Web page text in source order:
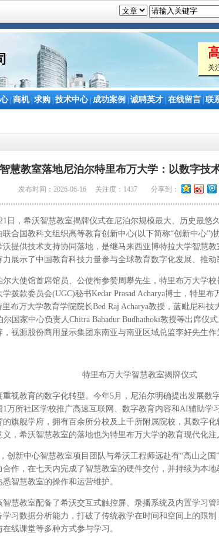
关
| 商机| 求购 技术中心| 成功案例 诚聘英才 在线留言 联
慧教室落地尼泊尔特里布万大学：以数字技
发布时间：2026-06-16 关注度：1437 分享到：
，希沃智慧教室揭牌仪式在尼泊尔规模最大、历史最悠
合国教科文组织高等教育创新中心(以下简称“创新中心”)
沃提供技术支持协同落地，是继马来西亚博特拉大学智慧
展示了中国教育科技力量参与全球教育数字化发展、推动
使馆首席馆员、公使衔参赞周攀先生，特里布万大学校长
拨款委员会(UGC)秘书Kedar Prasad Acharya博士，特里布
里布万大学教育学院院长Bed Raj Acharya教授，蓝毗尼科技
国家中心负责人Chitra Bahadur Budhathoki教授等出席仪
，视源股份商用显示集团东南亚与南亚区域总监李好先生
特里布万大学智慧教室揭牌仪式
教育的数字化转型。今年5月，尼泊尔明确提出发展数
1万所社区学校推广高速互联网、数字教育内容和AI辅助学
的旗舰学府，拥有百余所分校及上千所附属院校，其数字
义，希沃智慧教室的落地也为特里布万大学的教育现代化注
新中心智慧教室项目团队与希沃工程师远赴有“高山之国
合作，在七天内完成了智慧教室的硬件交付，并持续为本
智慧教室的操作和运营维护。
教室配备了希沃交互式触控屏、录播系统及内置学习管
学习数据分析能力，打破了传统教学在时间和空间上的限
线课堂等多种方式参与学习。